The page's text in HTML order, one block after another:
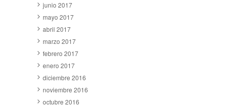
junio 2017
mayo 2017
abril 2017
marzo 2017
febrero 2017
enero 2017
diciembre 2016
noviembre 2016
octubre 2016